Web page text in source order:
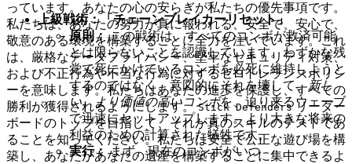
上級戦術：「チェーンブレイカーリセット」
原則： この戦術は、すべてのコンボが救済可能
とは限らないことを認識しています。わずかな残
党で死にかけているコンボを必死に維持しようと
するのではなく、意図的にそれを壊して、新し
い、より価値の高いコンボを、迫り来るウェーブ
で迅速にセットアップします。より大きな将来の
利益のための計算された犠牲です。
実行： まず、現在のコンボがいつ
っています。あなたの心の安らぎが私たちの優先事項です。
私たちは、あなたの努力が真に報われる、安全で、安心で、
敬意のある環境を構築することに全力を注いでいます。これ
は、厳格なデータプライバシー、堅牢なセキュリティ対策、
および不正行為や不当な行為に対するゼロトレランスポリシ
ーを意味します。私たちはあなたの進歩を保護し、すべての
勝利が獲得されるようにします。Stick Defendersリーダー
ボードのトップを目指して、それが真のスキルのテストであ
ることを知ってください。私たちは安全で公正な遊び場を構
築し、あなたがあなたの遺産を構築することに集中できるよ